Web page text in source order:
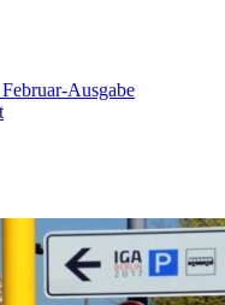
Ausgabe